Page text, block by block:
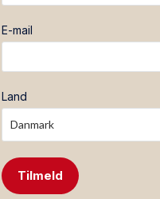
E-mail
Land
Tilmeld